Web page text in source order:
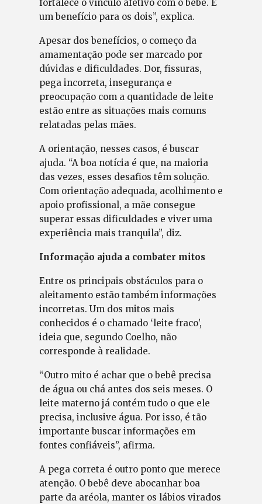
fortalece o vínculo afetivo com o bebê. É
um benefício para os dois”, explica.
Apesar dos benefícios, o começo da
amamentação pode ser marcado por
dúvidas e dificuldades. Dor, fissuras,
pega incorreta, insegurança e
preocupação com a quantidade de leite
estão entre as situações mais comuns
relatadas pelas mães.
A orientação, nesses casos, é buscar
ajuda. “A boa notícia é que, na maioria
das vezes, esses desafios têm solução.
Com orientação adequada, acolhimento e
apoio profissional, a mãe consegue
superar essas dificuldades e viver uma
experiência mais tranquila”, diz.
Informação ajuda a combater mitos
Entre os principais obstáculos para o
aleitamento estão também informações
incorretas. Um dos mitos mais
conhecidos é o chamado ‘leite fraco’,
ideia que, segundo Coelho, não
corresponde à realidade.
“Outro mito é achar que o bebê precisa
de água ou chá antes dos seis meses. O
leite materno já contém tudo o que ele
precisa, inclusive água. Por isso, é tão
importante buscar informações em
fontes confiáveis”, afirma.
A pega correta é outro ponto que merece
atenção. O bebê deve abocanhar boa
parte da aréola, manter os lábios virados